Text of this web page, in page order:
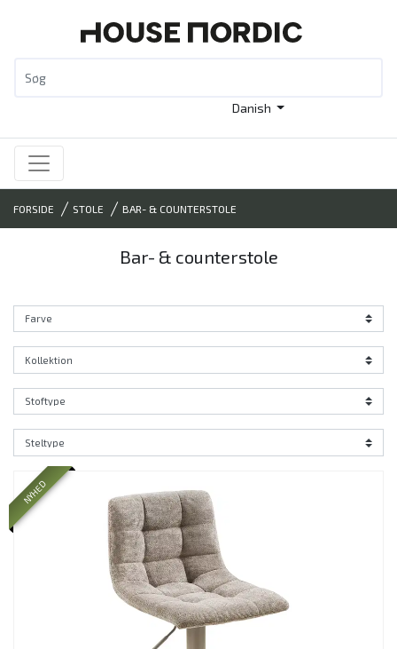
Danish
FORSIDE STOLE BAR- & COUNTERSTOLE
Bar- & counterstole
NYHED